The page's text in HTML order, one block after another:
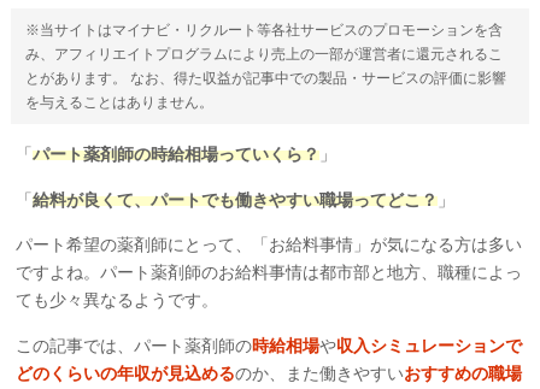
※当サイトはマイナビ・リクルート等各社サービスのプロモーションを含
み、アフィリエイトプログラムにより売上の一部が運営者に還元されるこ
とがあります。 なお、得た収益が記事中での製品・サービスの評価に影響
を与えることはありません。
「パート薬剤師の時給相場っていくら？ 」
「給料が良くて、パートでも働きやすい職場ってどこ？ 」
パート希望の薬剤師にとって、「お給料事情」が気になる方は多い
ですよね。パート薬剤師のお給料事情は都市部と地方、職種によっ
ても少々異なるようです。
この記事では、パート薬剤師の時給相場や収入シミュレーションで
どのくらいの年収が見込めるのか、また働きやすいおすすめの職場